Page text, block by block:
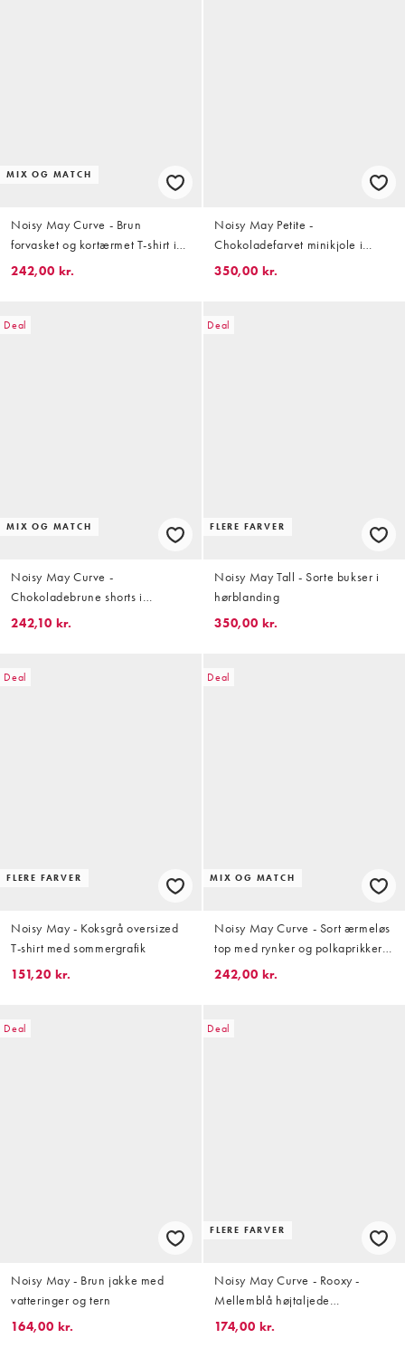
MIX OG MATCH
Noisy May Curve - Brun
forvasket og kortærmet T-shirt i
jersey - Del af sæt
242,00 kr.
Noisy May Petite -
Chokoladefarvet minikjole i
seersucker med gingham-tern og
350,00 kr.
Deal
MIX OG MATCH
Noisy May Curve -
Chokoladebrune shorts i
seersucker med blondedetaljer
242,10 kr.
Deal
FLERE FARVER
Noisy May Tall - Sorte bukser i
hørblanding
350,00 kr.
Deal
FLERE FARVER
Noisy May - Koksgrå oversized
T-shirt med sommergrafik
151,20 kr.
Deal
MIX OG MATCH
Noisy May Curve - Sort ærmeløs
top med rynker og polkaprikker -
Del af sæt
242,00 kr.
Deal
Noisy May - Brun jakke med
vatteringer og tern
164,00 kr.
Deal
FLERE FARVER
Noisy May Curve - Rooxy -
Mellemblå højtaljede
denimjeans med svaj
174,00 kr.